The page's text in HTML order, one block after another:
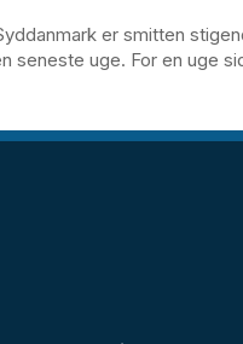
er smitten
seneste uge. For en uge